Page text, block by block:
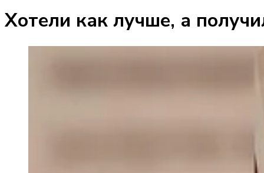
Хотели как лучше, а